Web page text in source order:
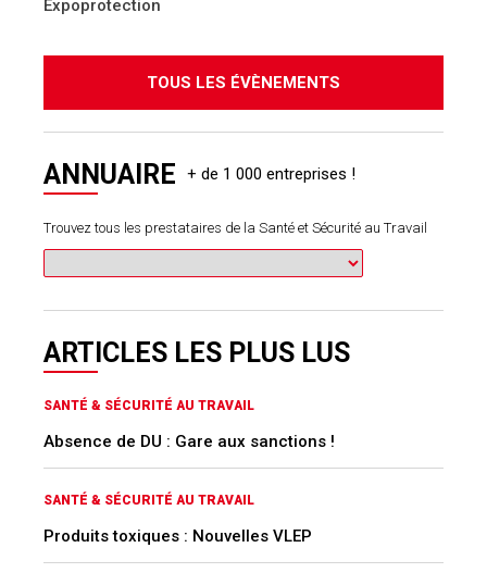
Expoprotection
TOUS LES ÉVÈNEMENTS
ANNUAIRE
Trouvez tous les prestataires de la Santé et Sécurité au Travail
ARTICLES LES PLUS LUS
SANTÉ & SÉCURITÉ AU TRAVAIL
Absence de DU : Gare aux sanctions !
SANTÉ & SÉCURITÉ AU TRAVAIL
Produits toxiques : Nouvelles VLEP